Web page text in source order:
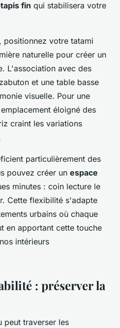
fin qui stabilisera votre
positionnez votre tatami
naturelle pour créer un
L'association avec des
et une table basse
visuelle. Pour une
éloigné des
craint les variations
particulièrement des
pouvez créer un espace
minutes : coin lecture le
Cette flexibilité s'adapte
urbains où chaque
en apportant cette touche
intérieurs
: préserver la
peut traverser les